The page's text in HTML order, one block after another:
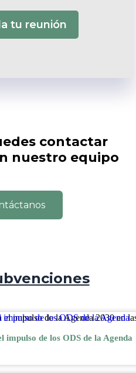
tu reunión
contactar
nuestro equipo
impulso de los ODS de la Agenda